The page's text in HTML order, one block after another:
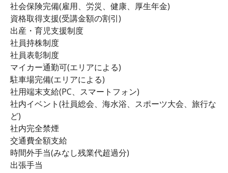
社会保険完備(雇用、労災、健康、厚生年金)
資格取得支援(受講金額の割引)
出産・育児支援制度
社員持株制度
社員表彰制度
マイカー通勤可(エリアによる)
駐車場完備(エリアによる)
社用端末支給(PC、スマートフォン)
社内イベント(社員総会、海水浴、スポーツ大会、旅行な
ど)
社内完全禁煙
交通費全額支給
時間外手当(みなし残業代超過分)
出張手当